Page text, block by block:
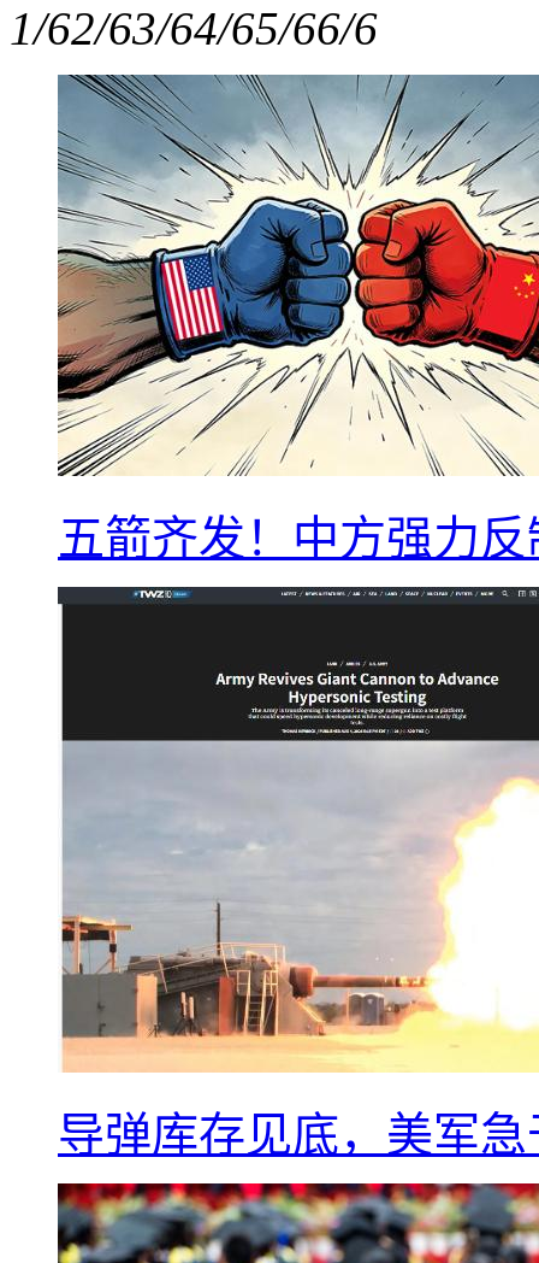
1/62/63/64/65/66/6
五箭齐发！中方强力
导弹库存见底，美军